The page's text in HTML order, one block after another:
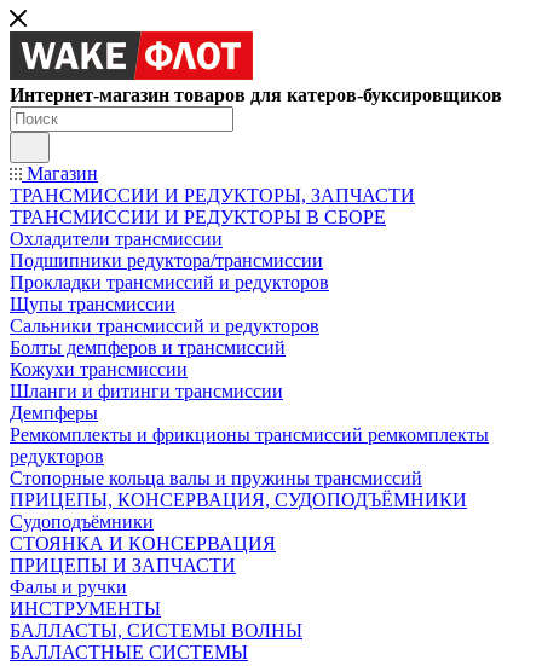
Интернет-магазин товаров для катеров-буксировщиков
Магазин
ТРАНСМИССИИ И РЕДУКТОРЫ, ЗАПЧАСТИ
ТРАНСМИССИИ И РЕДУКТОРЫ В СБОРЕ
Охладители трансмиссии
Подшипники редуктора/трансмиссии
Прокладки трансмиссий и редукторов
Щупы трансмиссии
Сальники трансмиссий и редукторов
Болты демпферов и трансмиссий
Кожухи трансмиссии
Шланги и фитинги трансмиссии
Демпферы
Ремкомплекты и фрикционы трансмиссий ремкомплекты
редукторов
Стопорные кольца валы и пружины трансмиссий
ПРИЦЕПЫ, КОНСЕРВАЦИЯ, СУДОПОДЪЁМНИКИ
Судоподъёмники
СТОЯНКА И КОНСЕРВАЦИЯ
ПРИЦЕПЫ И ЗАПЧАСТИ
Фалы и ручки
ИНСТРУМЕНТЫ
БАЛЛАСТЫ, СИСТЕМЫ ВОЛНЫ
БАЛЛАСТНЫЕ СИСТЕМЫ